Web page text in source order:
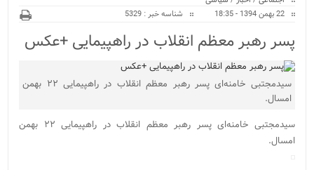
22 بهمن 1394 - 18:35
شناسه خبر : 5329
پسر رهبر معظم انقلاب در راهپیمایی +عکس
سیدمجتبی خامنه‌ای پسر رهبر معظم انقلاب در راهپیمایی ۲۲ بهمن
امسال.
سیدمجتبی خامنه‌ای پسر رهبر معظم انقلاب در راهپیمایی ۲۲ بهمن
امسال.